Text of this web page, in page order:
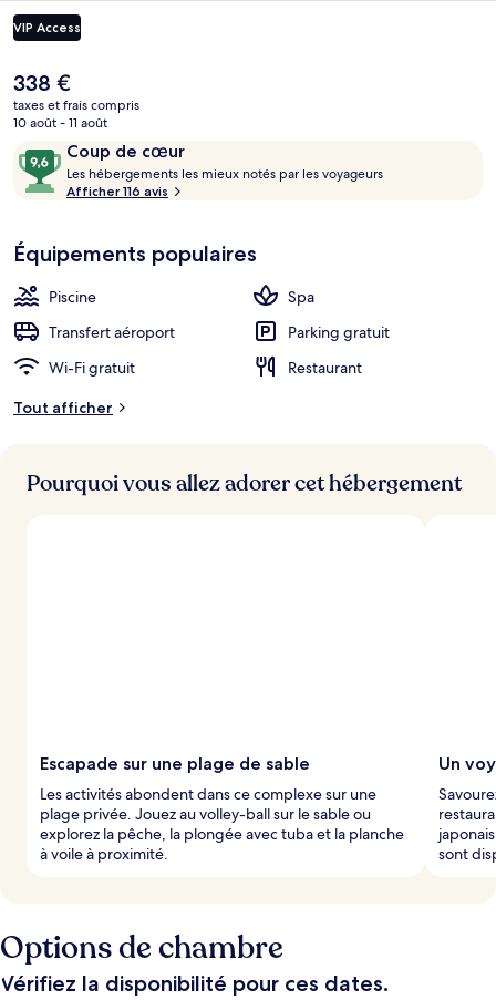
VIP Access
Le
prix
actuel
de
338 €.
338 €
taxes et frais compris
10 août - 11 août
Avis
voyageurs
Coup de cœur
9,6
sur
10,
cœur
Les hébergements les mieux notés par les voyageurs
r
p
v
Afficher 116 avis
Équipements populaires
Piscine
Spa
Transfert aéroport
Parking gratuit
Wi-Fi gratuit
Restaurant
Tout afficher
Pourquoi vous allez adorer cet hébergement
Escapade sur une plage de sable
Les activités abondent dans ce complexe sur une
plage privée. Jouez au volley-ball sur le sable ou
explorez la pêche, la plongée avec tuba et la planche
à voile à proximité.
Un
sont
Options de chambre
Vérifiez la disponibilité pour ces dates.